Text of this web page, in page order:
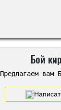
Бой
Предлагаем вам